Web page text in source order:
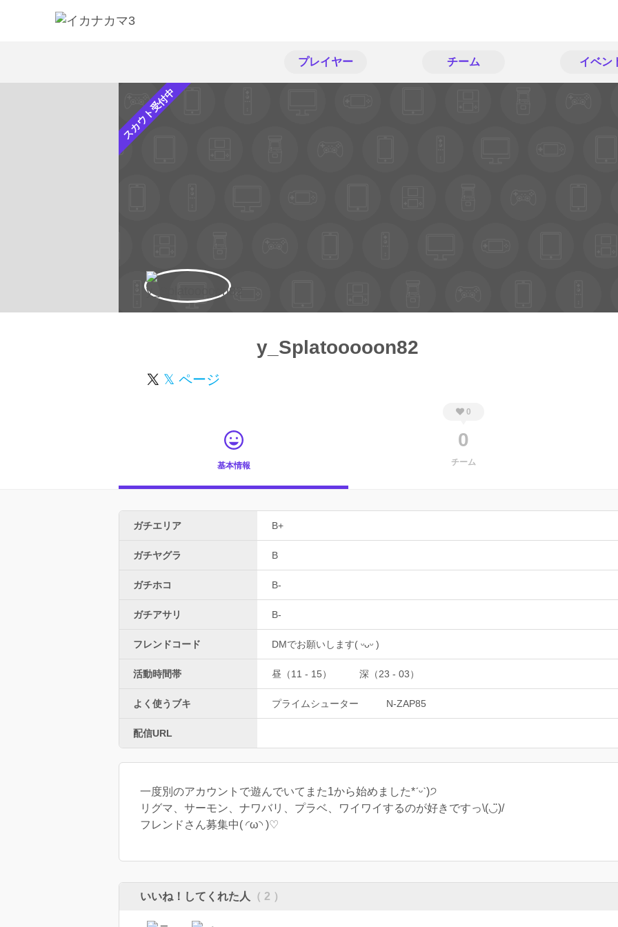
プレイヤー チーム イベン
スカウト受付中
y_Splatooooon82
𝕏 ページ
基本情報
0
0
チーム
ガチエリア B+
ガチヤグラ B
ガチホコ B-
ガチアサリ B-
フレンドコード DMでお願いします( ᵕᴗᵕ )
活動時間帯 昼（11 - 15） 深（23 - 03）
よく使うブキ プライムシューター N-ZAP85
配信URL
一度別のアカウントで遊んでいてまた1から始めました*ˊᵕˋ)੭
リグマ、サーモン、ナワバリ、プラベ、ワイワイするのが好きですっ\(◡̈)/
フレンドさん募集中( ◜ω◝ )♡
いいね！してくれた人 （ 2 ）